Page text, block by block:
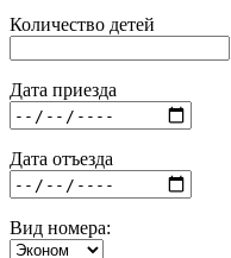
Количество детей
Дата приезда
Дата отъезда
Вид номера: